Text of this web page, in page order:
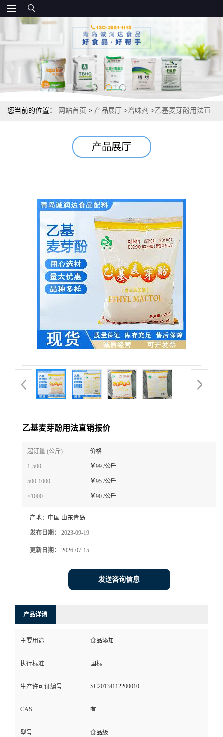
您当前的位置： 网站首页 > 产品展厅 >增味剂 >乙基麦芽酚用法直
产品展厅
乙基麦芽酚用法直销报价
起订量 (公斤) 价格
1-500 ￥99 /公斤
500-1000 ￥95 /公斤
≥1000 ￥90 /公斤
产地： 中国 山东青岛
发布日期： 2023-09-19
更新日期： 2026-07-15
发送咨询信息
产品详请
主要用途 食品添加
执行标准 国标
生产许可证编号 SC20134112200010
CAS 有
型号 食品级